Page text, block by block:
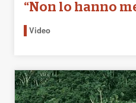
“Non lo hanno
Video